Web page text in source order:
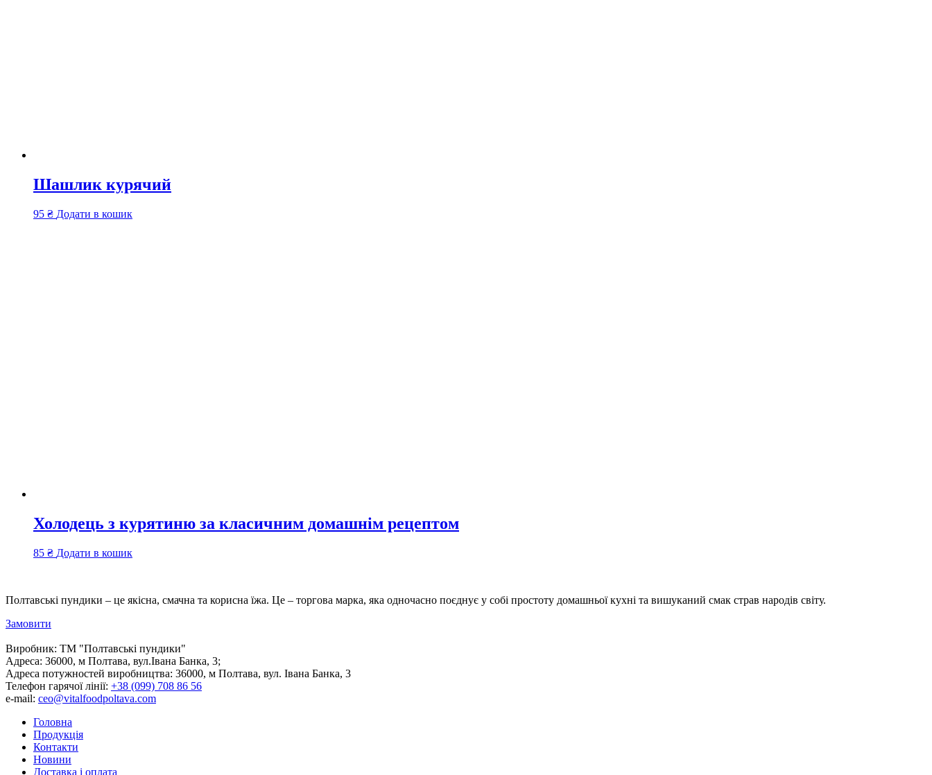
Шашлик курячий
95 ₴ Додати в кошик
Холодець з курятиню за класичним домашнім рецептом
85 ₴ Додати в кошик
Полтавські пундики – це якісна, смачна та корисна їжа. Це – торгова марка, яка одночасно поєднує у собі простоту домашньої кухні та вишуканий смак страв народів світу.
Замовити
Виробник: ТМ "Полтавські пундики"
Адреса: 36000, м Полтава, вул.Івана Банка, 3;
Адреса потужностей виробництва: 36000, м Полтава, вул. Івана Банка, 3
Телефон гарячої лінії: +38 (099) 708 86 56
e-mail: ceo@vitalfoodpoltava.com
Головна
Продукція
Контакти
Новини
Доставка і оплата